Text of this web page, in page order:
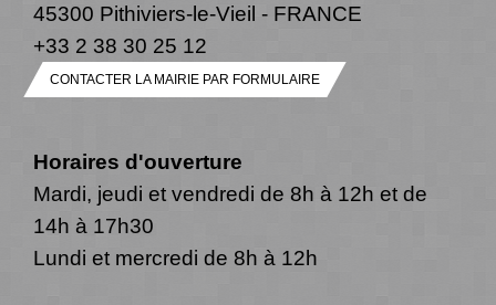
45300 Pithiviers-le-Vieil - FRANCE
+33 2 38 30 25 12
CONTACTER LA MAIRIE PAR FORMULAIRE
Horaires d'ouverture
Mardi, jeudi et vendredi de 8h à 12h et de
14h à 17h30
Lundi et mercredi de 8h à 12h